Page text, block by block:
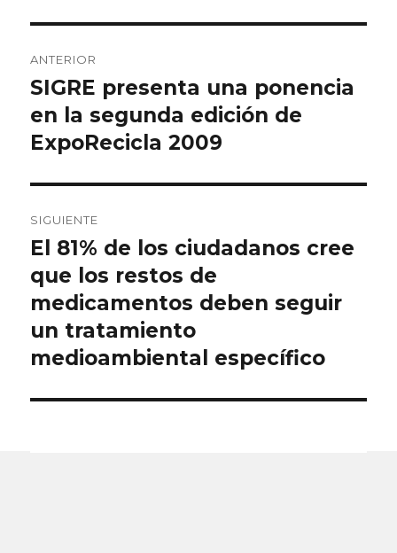
de
entradas
ANTERIOR
Entrada
anterior:
SIGRE presenta una ponencia
en la segunda edición de
ExpoRecicla 2009
SIGUIENTE
Entrada
siguiente:
El 81% de los ciudadanos cree
que los restos de
medicamentos deben seguir
un tratamiento
medioambiental específico